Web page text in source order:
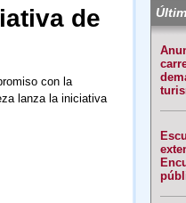
de
con la
lanza la iniciativa